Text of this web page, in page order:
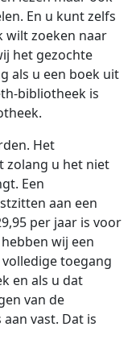
En u kunt zelfs
wilt zoeken naar
het gezochte
als u een boek uit
bibliotheek is
Het
zolang u het niet
Een
aan een
per jaar is voor
wij een
toegang
en als u dat
van de
vast. Dat is